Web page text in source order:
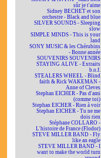
sûr je t'aime
Sidney BECHET et son
orchestre - Black and blue
SILVER SOUNDS - Sleeping
slow
SIMPLE MINDS - This is your
land
SONY MUSIC & les Chérubins
- Bonne année
SOUVENIRS SOUVENIRS
STAYING ALIVE - Extraits
b.o.f.
STEALERS WHEEL - Blind
faith & Rick WAKEMAN -
Anne of Cleves
Stephan EICHER - Pas d'ami
(comme toi)
Stephan EICHER - Rien à voir
Stephan EICHER - Tu ne me
dois rien
Stéphane COLLARO -
L'histoire de France (Flodor)
STEVE MILLER BAND - Fly
like an eagle
STEVE MILLER BAND - I
want to make the world turn